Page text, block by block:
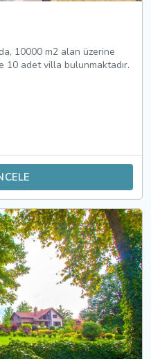
10000 m2 alan üzerine
adet villa bulunmaktadır.